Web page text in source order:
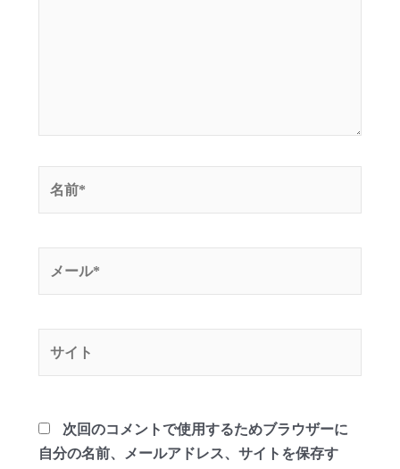
*
次回のコメントで使用するためブラウザーに
自分の名前、メールアドレス、サイトを保存す